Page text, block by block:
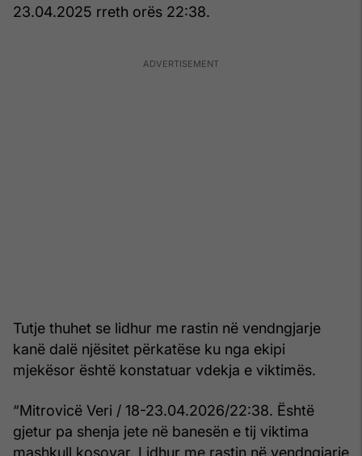
23.04.2025 rreth orës 22:38.
Tutje thuhet se lidhur me rastin në vendngjarje
kanë dalë njësitet përkatëse ku nga ekipi
mjekësor është konstatuar vdekja e viktimës.
“Mitrovicë Veri / 18-23.04.2026/22:38. Është
gjetur pa shenja jete në banesën e tij viktima
mashkull kosovar. Lidhur me rastin në vendngjarje